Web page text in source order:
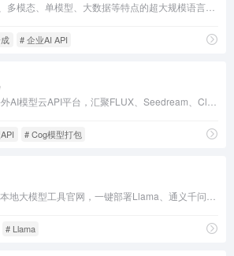
# 企业AI API
# Cog模型打包
# Llama